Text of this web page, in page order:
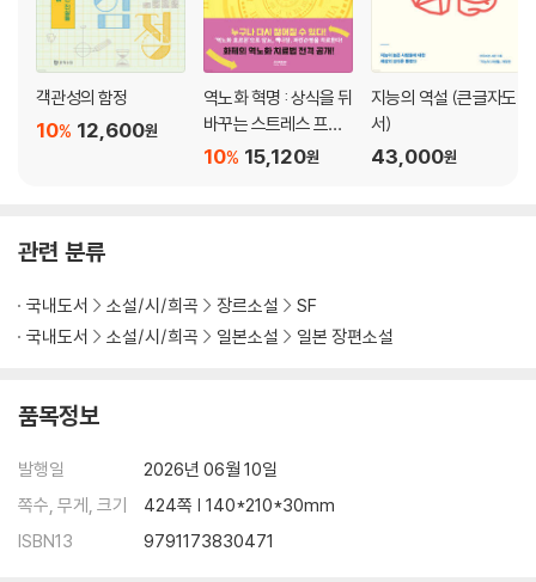
객관성의 함정
12,600원
10%
역노화 혁명 : 상식을 뒤
바꾸는 스트레스 프리
요법 15,120원
10%
지능의 역설 (큰글자도
서)
43,000원
관련 분류
국내도서 소설/시/희곡 장르소설
SF
국내도서
소설/시/희곡 일본소설 일본 장편소설
품목정보
발행일
2026년 06월 10일
쪽수, 무게, 크기
424쪽 | 140*210*30mm
ISBN13
9791173830471